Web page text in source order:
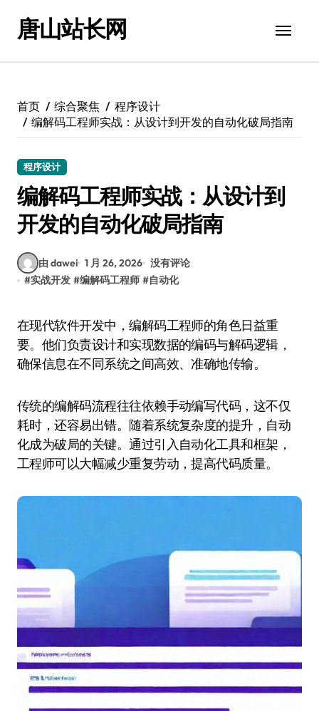
唐山站长网
首页 综合聚焦
程序设计
编解码工程师实战：从设计到开发的自动化破局指南
程序设计
编解码工程师实战：从设计到
开发的自动化破局指南
由 dawei 1 月 26, 2026 没有评论
#实战开发 #编解码工程师 #自动化
在现代软件开发中，编解码工程师的角色日益重
要。他们负责设计和实现数据的编码与解码逻辑，
确保信息在不同系统之间高效、准确地传输。
传统的编解码流程往往依赖手动编写代码，这不仅
耗时，还容易出错。随着系统复杂度的提升，自动
化成为破局的关键。通过引入自动化工具和框架，
工程师可以大幅减少重复劳动，提高代码质量。